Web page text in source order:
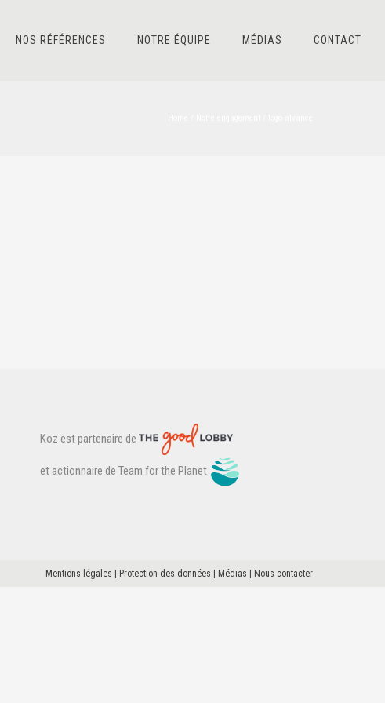
NOS RÉFÉRENCES NOTRE ÉQUIPE MÉDIAS CONTACT
Koz est partenaire de
et actionnaire de Team for the Planet
Mentions légales Protection des données Médias Nous contacter